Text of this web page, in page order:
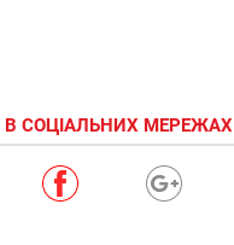
СОЦІАЛЬНИХ МЕРЕЖАХ